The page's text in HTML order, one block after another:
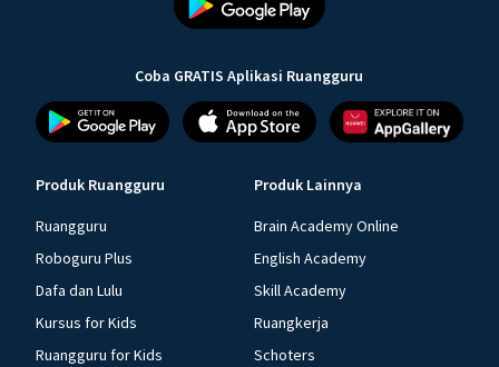
Coba GRATIS Aplikasi Ruangguru
Produk Ruangguru
Ruangguru
Roboguru Plus
Dafa dan Lulu
Kursus for Kids
Ruangguru for Kids
Produk Lainnya
Brain Academy Online
English Academy
Skill Academy
Ruangkerja
Schoters